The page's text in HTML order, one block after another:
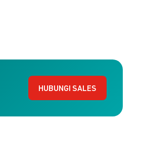
HUBUNGI SALES